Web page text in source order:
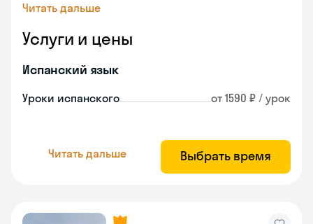
Читать дальше
Услуги и цены
Испанский язык
Уроки испанского от 1590 ₽ / урок
Читать дальше Выбрать время